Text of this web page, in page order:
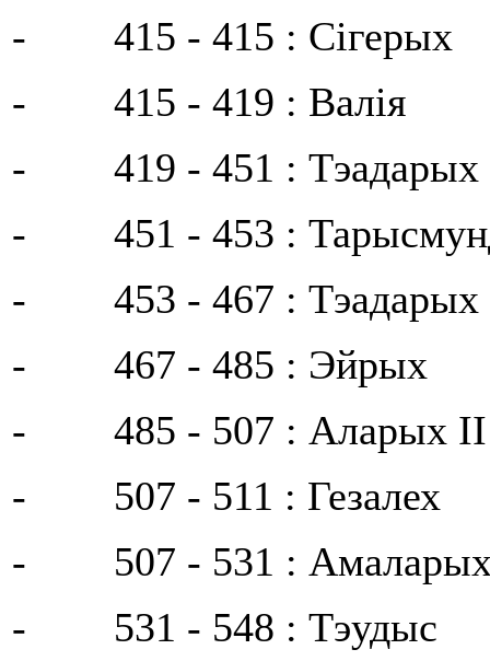
- 415 - 415 : Сігерых
- 415 - 419 : Валія
- 419 - 451 : Тэадарых
- 451 - 453 :
- 453 - 467 : Тэадарых
- 467 - 485 : Эйрых
- 485 - 507 : Аларых II
- 507 - 511 : Гезалех
- 507 - 531 :
- 531 - 548 : Тэудыс